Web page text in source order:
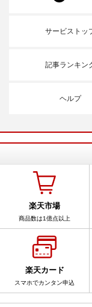
サービストッ
記事ランキン
ヘルプ
楽天市場
商品数は1億点以上
楽天カード
スマホでカンタン申込